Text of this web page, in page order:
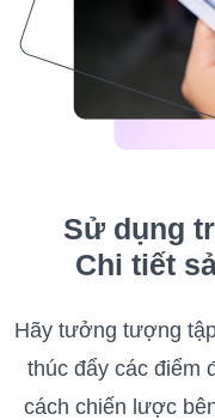
Sử dụng
Chi tiết
Hãy tưởng tượng
thúc đẩy các điểm
cách chiến lược